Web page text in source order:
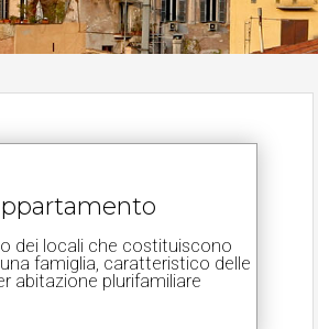
dei locali che costituiscono
famiglia, caratteristico delle
abitazione plurifamiliare